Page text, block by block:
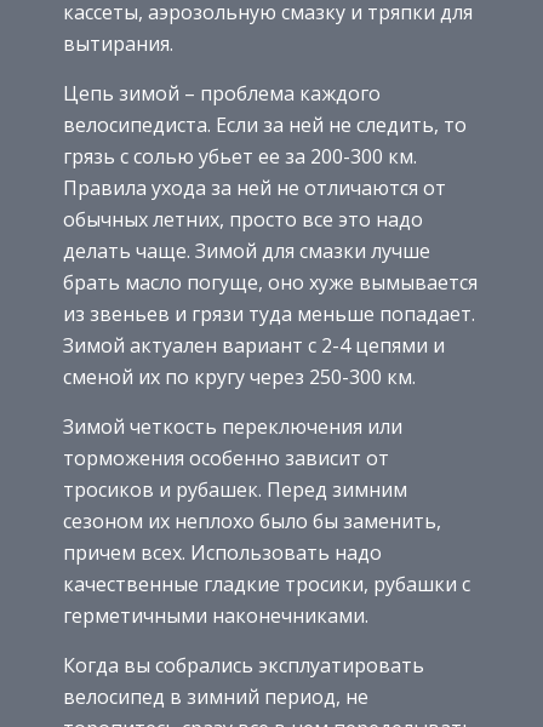
кассеты, аэрозольную смазку и тряпки для
вытирания.
Цепь зимой – проблема каждого
велосипедиста. Если за ней не следить, то
грязь с солью убьет ее за 200-300 км.
Правила ухода за ней не отличаются от
обычных летних, просто все это надо
делать чаще. Зимой для смазки лучше
брать масло погуще, оно хуже вымывается
из звеньев и грязи туда меньше попадает.
Зимой актуален вариант с 2-4 цепями и
сменой их по кругу через 250-300 км.
Зимой четкость переключения или
торможения особенно зависит от
тросиков и рубашек. Перед зимним
сезоном их неплохо было бы заменить,
причем всех. Использовать надо
качественные гладкие тросики, рубашки с
герметичными наконечниками.
Когда вы собрались эксплуатировать
велосипед в зимний период, не